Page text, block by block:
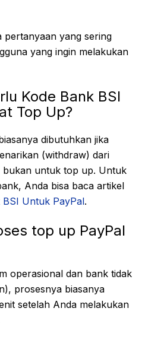
pertanyaan yang sering
yang ingin melakukan
Kode Bank BSI
Top Up?
dibutuhkan jika
(withdraw) dari
bukan untuk top up. Untuk
Anda bisa baca artikel
BSI Untuk PayPal.
top up PayPal
operasional dan bank tidak
prosesnya biasanya
setelah Anda melakukan